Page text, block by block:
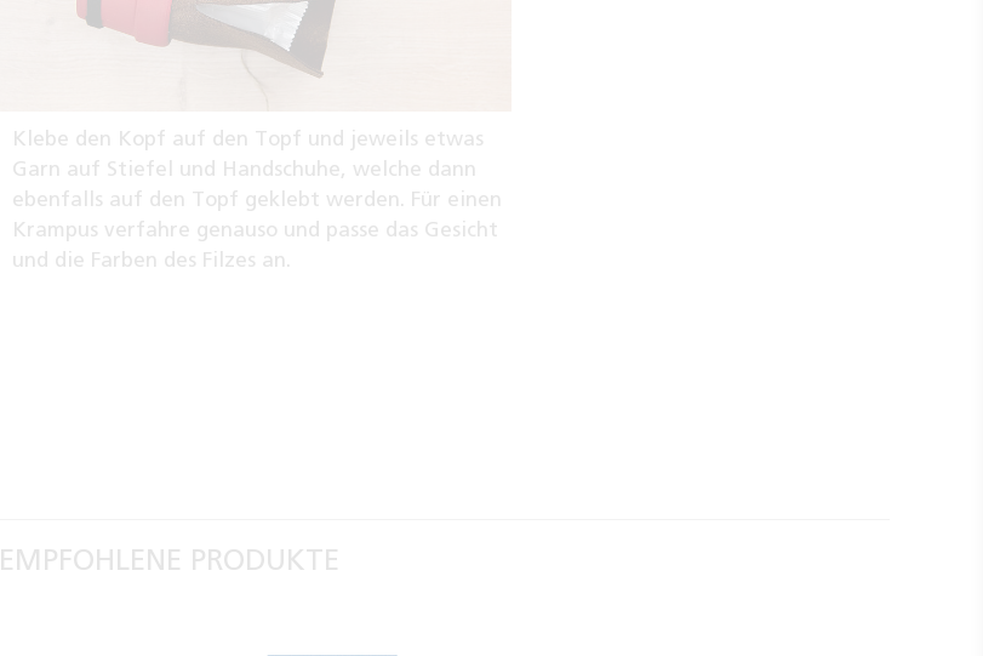
Klebe den Kopf auf den Topf und jeweils etwas
Garn auf Stiefel und Handschuhe, welche dann
ebenfalls auf den Topf geklebt werden. Für einen
Krampus verfahre genauso und passe das Gesicht
und die Farben des Filzes an.
EMPFOHLENE PRODUKTE